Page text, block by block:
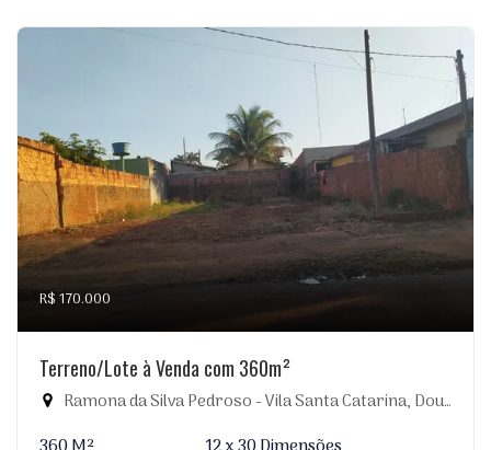
R$ 170.000
Terreno/Lote à Venda com 360m²
Ramona da Silva Pedroso - Vila Santa Catarina, Dourados-MS